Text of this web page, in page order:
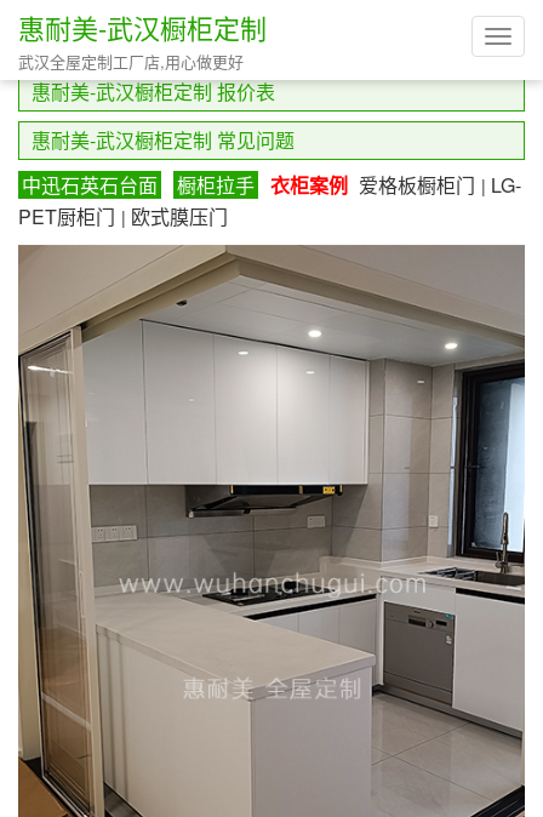
惠耐美-武汉橱柜定制
武汉全屋定制工厂店,用心做更好
惠耐美-武汉橱柜定制 优质案例汇总
惠耐美-武汉橱柜定制 报价表
惠耐美-武汉橱柜定制 常见问题
中迅石英石台面
橱柜拉手 衣柜案例 爱格板橱柜门 | LG-
PET厨柜门 | 欧式膜压门